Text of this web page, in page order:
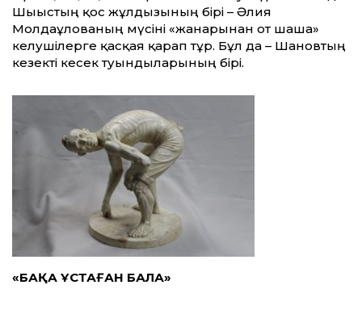
Шығыстың қос жұлдызының бірі – Әлия
Молдағұлованың мүсіні «жанарынан от шаша»
келушілерге қасқая қарап тұр. Бұл да – Шановтың
кезекті кесек туындыларының бірі.
«БАҚА ҰСТАҒАН БАЛА»